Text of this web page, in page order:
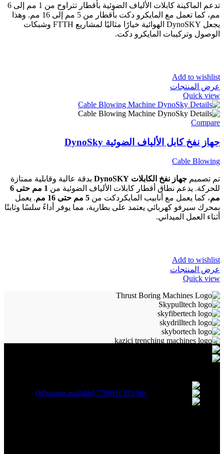
تدعم الماكينة كابلات الألياف الضوئية بأقطار تتراوح من 1 مم إلى 6
مم، كما تعمل مع المايكرو دكت بأقطار من 5 مم إلى 16 مم. وهذا
يجعل DynoSKY الهوائية خيارًا مثاليًا لمشاريع FTTH وشبكات
الوصول وتركيبات المايكرو دكت.
Add to wishlist
عرض المنتجات
Quick view
Compare
جهاز نفخ كابل الألياف الضوئية DynoSky
Cable Blowing
تم تصميم جهاز نفخ الكابلات DynoSKY
بدقة عالية وقابلية ممتازة
للحركة. يدعم نطاق أقطار كابلات الألياف الضوئية من
1 مم حتى 6
مم، كما يعمل مع أنابيب المايكردكت من 5 مم حتى 16 مم
. يعمل
بمحرك سيرفو كهربائي يعتمد على بطارية، مما يوفر أداءً سلسًا وثابتًا
أثناء العمل الميداني.
Add to wishlist
عرض المنتجات
Quick view
+90 533 7789941 (Whatsapp available)